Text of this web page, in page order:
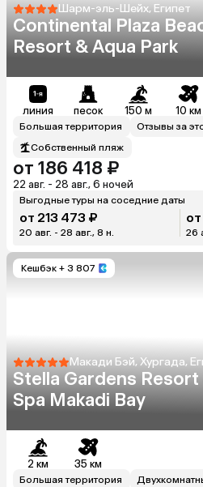
Шарм-эль-Шейх, Египет
Continental Plaza
Resort & Aqua Park
линия песок 150 м 10 км
Большая территория
Отзывы за
Собственный пляж
от 186 418 ₽
22 авг. - 28 авг., 6 ночей
Выгодные туры на соседние даты
от 213 473 ₽
20 авг. - 28 авг., 8 н. 26
Кешбэк + 3 807
Макади Бэй, Хургада,
Stella Gardens Resort
Spa Makadi Bay
2 км 35 км
Большая территория